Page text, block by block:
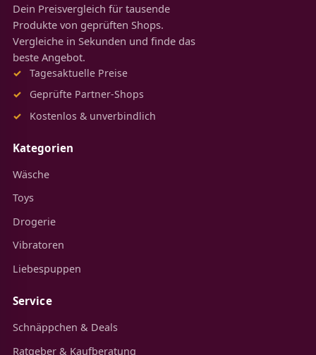
Dein Preisvergleich für tausende
Produkte von geprüften Shops.
Vergleiche in Sekunden und finde das
beste Angebot.
Tagesaktuelle Preise
Geprüfte Partner-Shops
Kostenlos & unverbindlich
Kategorien
Wäsche
Toys
Drogerie
Vibratoren
Liebespuppen
Service
Schnäppchen & Deals
Ratgeber & Kaufberatung